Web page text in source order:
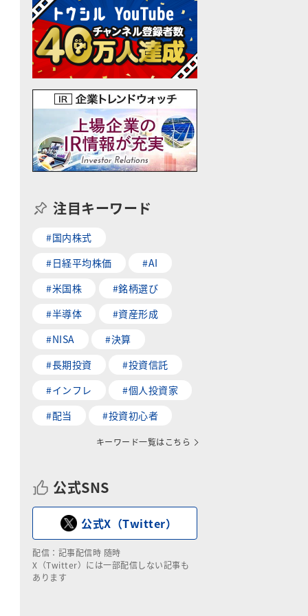
注目キーワード
#国内株式
#日経平均株価
#AI
#米国株
#銘柄選び
#半導体
#資産形成
#NISA
#決算
#長期投資
#投資信託
#インフレ
#個人投資家
#配当
#投資初心者
キーワード一覧はこちら
公式SNS
公式X（Twitter）
配信：記事配信時 随時
X（Twitter）には一部配信しない記事も
あります